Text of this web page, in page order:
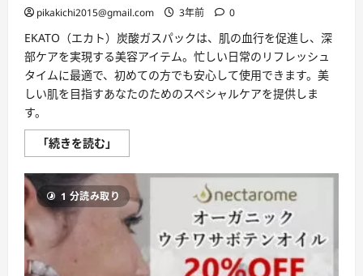
ド
つ
い
て
さ
ら
に
pikakichi2015@gmail.com 3年前 0
EKATO（エカト）炭酸ガスパックは、肌の血行を促進し、深
部ケアを実現する美容アイテム。忙しい日常のリフレッシュ
タイムに最適で、初めての方でも安心して使用できます。美
しい肌を目指すあなたのためのスペシャルケアを提供しま
す。
「続きを読む」
カ
炭
酸
ガ
ス
パ
ッ
1 分読み取り